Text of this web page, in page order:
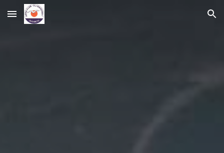
Skip to main content Skip to navigation